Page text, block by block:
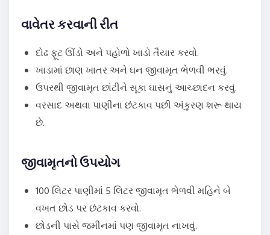
વાવેતર કરવાની રીત
દોઢ ફૂટ ઊંડો અને પહોળો ખાડો તૈયાર કરવો.
ખાડામાં છાણ ખાતર અને ઘન જીવામૃત ભેળવી ભરવું.
ઉપરથી જીવામૃત છાંટીને સૂકા ઘાસનું આચ્છાદન કરવું.
વરસાદ અથવા પાણીના છંટકાવ પછી અંકુરણ શરૂ થાય
છે.
જીવામૃતનો ઉપયોગ
100 લિટર પાણીમાં 5 લિટર જીવામૃત ભેળવી મહિને બે
વખત છોડ પર છંટકાવ કરવો.
છોડની પાસે જમીનમાં પણ જીવામૃત નાખવું.